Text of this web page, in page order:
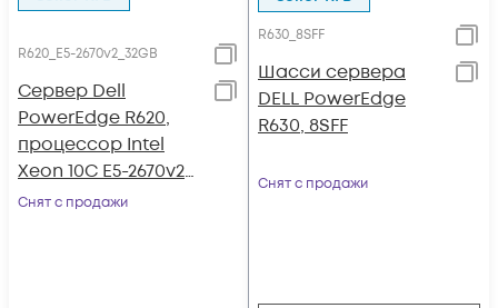
R620_E5-2670v2_32GB
Сервер Dell
PowerEdge R620,
процессор Intel
Xeon 10C E5-2670v2
2.50GHz, 32GB DRAM
Снят с продажи
R630_8SFF
Шасси сервера
DELL PowerEdge
R630, 8SFF
Снят с продажи